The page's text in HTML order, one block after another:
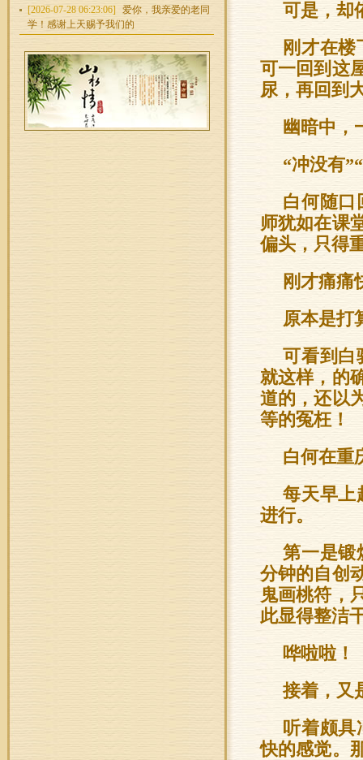
[2026-07-28 06:23:06]
爱你，我亲爱的老同
学！感谢上天赐予我们的
可是，却
刚才在
可一回到这
尿，再回到
幽暗中，
“冲没有
白何随口
师犹如在课
偏头，只得
刚才痛痛
原本是打
可看到白
就这样，的
道的，还以
等的冤枉！
白何在重
每天早上
进行。
第一是锻
分钟的自创
鬼画桃符，
此显得整洁
哗啦啦！
接着，又
听着颇具
快的感觉。